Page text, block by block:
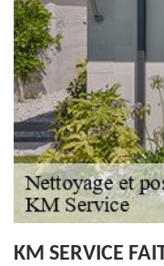
KM SERVICE